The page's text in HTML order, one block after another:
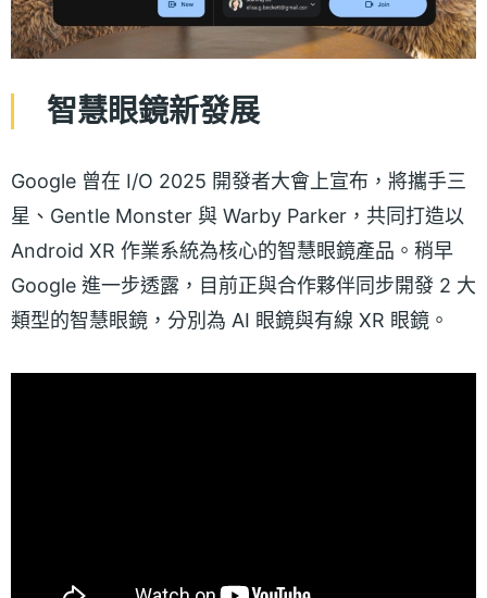
智慧眼鏡新發展
Google 曾在 I/O 2025 開發者大會上宣布，將攜手三
星、Gentle Monster 與 Warby Parker，共同打造以
Android XR 作業系統為核心的智慧眼鏡產品。稍早
Google 進一步透露，目前正與合作夥伴同步開發 2 大
類型的智慧眼鏡，分別為 AI 眼鏡與有線 XR 眼鏡。